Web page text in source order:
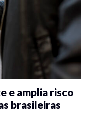
e amplia risco
brasileiras